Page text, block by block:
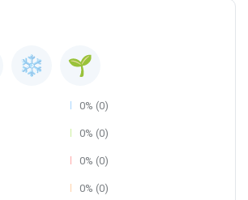
0% (0)
0% (0)
0% (0)
0% (0)